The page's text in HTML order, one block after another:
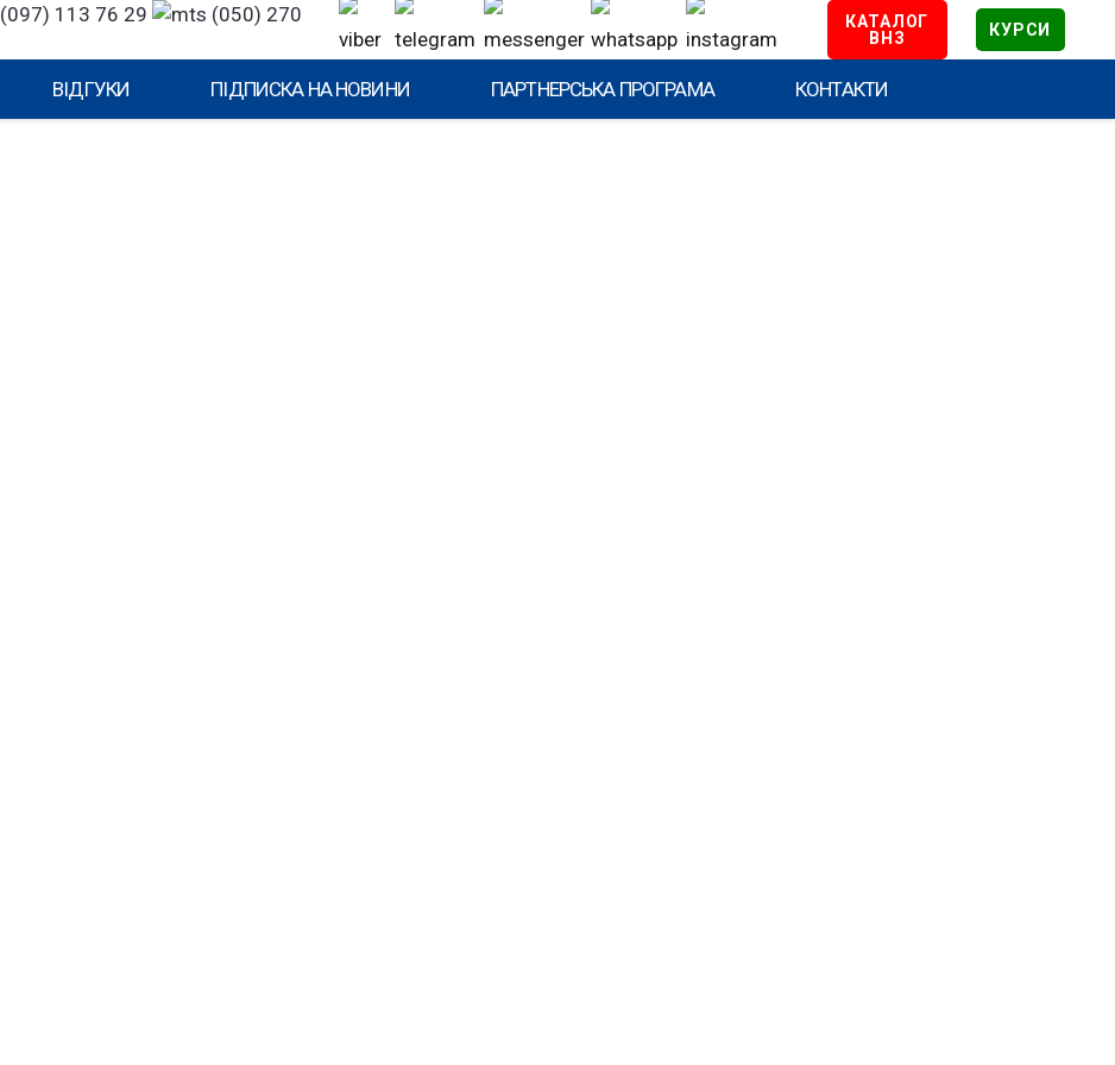
(097) 113 76 29
(050) 270
КАТАЛОГ
ВНЗ
КУРСИ
ВІДГУКИ ПІДПИСКА НА НОВИНИ ПАРТНЕРСЬКА ПРОГРАМА КОНТАКТИ